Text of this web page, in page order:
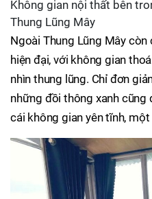
Không gian nội thất bên
Thung Lũng Mây
Ngoài Thung Lũng Mây
hiện đại, với không gian
nhìn thung lũng. Chỉ đơn
những đồi thông xanh
cái không gian yên tĩnh,